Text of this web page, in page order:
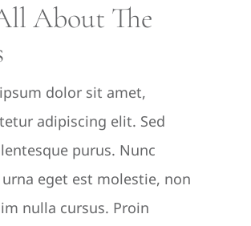
About The
dolor sit amet,
adipiscing elit. Sed
purus. Nunc
eget est molestie, non
nulla cursus. Proin